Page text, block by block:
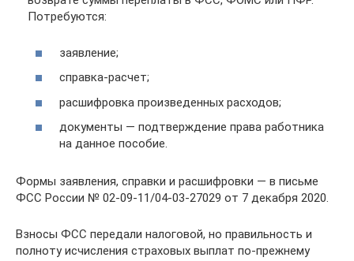
Потребуются:
заявление;
справка-расчет;
расшифровка произведенных расходов;
документы — подтверждение права работника
на данное пособие.
Формы заявления, справки и расшифровки — в письме
ФСС России № 02-09-11/04-03-27029 от 7 декабря 2020.
Взносы ФСС передали налоговой, но правильность и
полноту исчисления страховых выплат по-прежнему